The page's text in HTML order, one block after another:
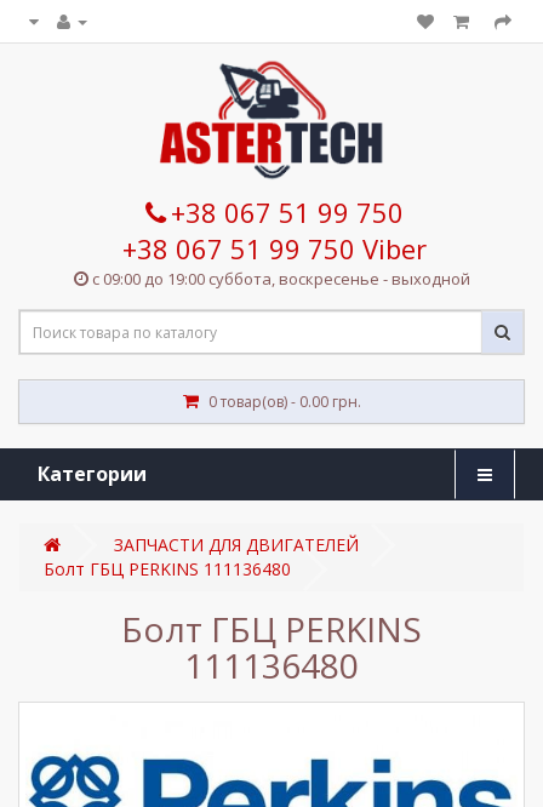
+38 067 51 99 750
+38 067 51 99 750 Viber
с 09:00 до 19:00 суббота, воскресенье - выходной
0 товар(ов) - 0.00 грн.
Категории
ЗАПЧАСТИ ДЛЯ ДВИГАТЕЛЕЙ
Болт ГБЦ PERKINS 111136480
Болт ГБЦ PERKINS
111136480